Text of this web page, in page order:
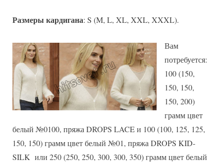
Размеры кардигана: S (M, L, XL, XXL, XXXL).
Вам
потребуется:
100 (150,
150, 150,
150, 200)
грамм цвет
белый №0100, пряжа DROPS LACE и 100 (100, 125, 125,
150, 150) грамм цвет белый №01, пряжа DROPS KID-
SILK или 250 (250, 250, 300, 300, 350) грамм цвет белый